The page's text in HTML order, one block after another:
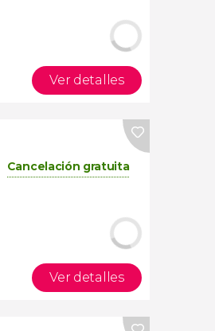
Ver detalles
Cancelación gratuita
Ver detalles